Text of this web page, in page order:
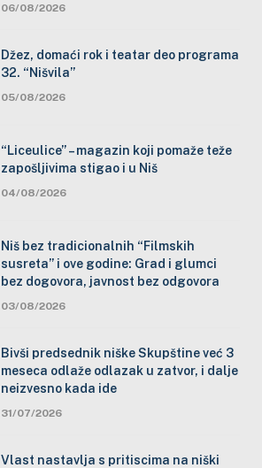
06/08/2026
Džez, domaći rok i teatar deo programa
32. “Nišvila”
05/08/2026
“Liceulice” – magazin koji pomaže teže
zapošljivima stigao i u Niš
04/08/2026
Niš bez tradicionalnih “Filmskih
susreta” i ove godine: Grad i glumci
bez dogovora, javnost bez odgovora
03/08/2026
Bivši predsednik niške Skupštine već 3
meseca odlaže odlazak u zatvor, i dalje
neizvesno kada ide
31/07/2026
Vlast nastavlja s pritiscima na niški